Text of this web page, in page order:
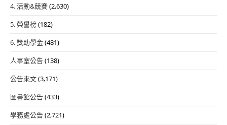
4. 活動&競賽(2,630)
5. 榮譽榜(182)
6. 獎助學金(481)
人事室公告(138)
公告來文(3,171)
圖書館公告(433)
學務處公告(2,721)